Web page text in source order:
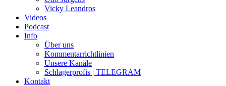
Vicky Leandros
Videos
Podcast
Info
Über uns
Kommentarrichtlinien
Unsere Kanäle
Schlagerprofis | TELEGRAM
Kontakt